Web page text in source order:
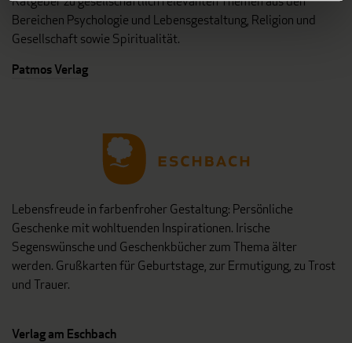
Bereichen Psychologie und Lebensgestaltung, Religion und
Gesellschaft sowie Spiritualität.
Patmos Verlag
Lebensfreude in farbenfroher Gestaltung: Persönliche
Geschenke mit wohltuenden Inspirationen. Irische
Segenswünsche und Geschenkbücher zum Thema älter
werden. Grußkarten für Geburtstage, zur Ermutigung, zu Trost
und Trauer.
Verlag am Eschbach